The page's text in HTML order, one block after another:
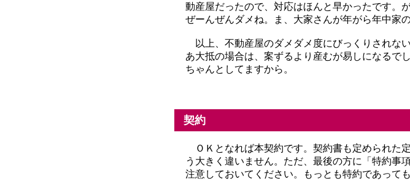
動産屋だったので、対応はほんと早かったです。
ぜーんぜんダメね。ま、大家さんが年がら年中家
以上、不動産屋のダメダメ度にびっくりされな
あ大抵の場合は、案ずるより産むが易しになるで
ちゃんとしてますから。
契約
ＯＫとなれば本契約です。契約書も定められた
う大きく違いません。ただ、最後の方に「特約事
注意しておいてください。もっとも特約であって